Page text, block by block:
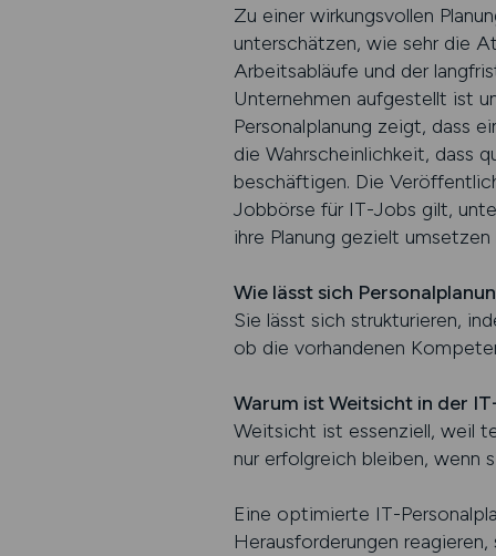
Zu einer wirkungsvollen
unterschätzen, wie sehr die
Arbeitsabläufe und der
Unternehmen aufgestellt ist
Personalplanung zeigt, dass
die Wahrscheinlichkeit, dass
beschäftigen. Die
Jobbörse für IT-Jobs gilt,
ihre Planung gezielt umsetzen
Wie lässt sich
Sie lässt sich strukturieren,
ob die vorhandenen
Warum ist Weitsicht in der
Weitsicht ist essenziell, weil
nur erfolgreich bleiben, wenn
Eine optimierte IT-
Herausforderungen